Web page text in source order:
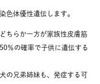
色体優性遺伝します。
ちらか一方が家族性皮膚筋
％の確率で子供に遺伝する
の兄弟姉妹も、発症する可